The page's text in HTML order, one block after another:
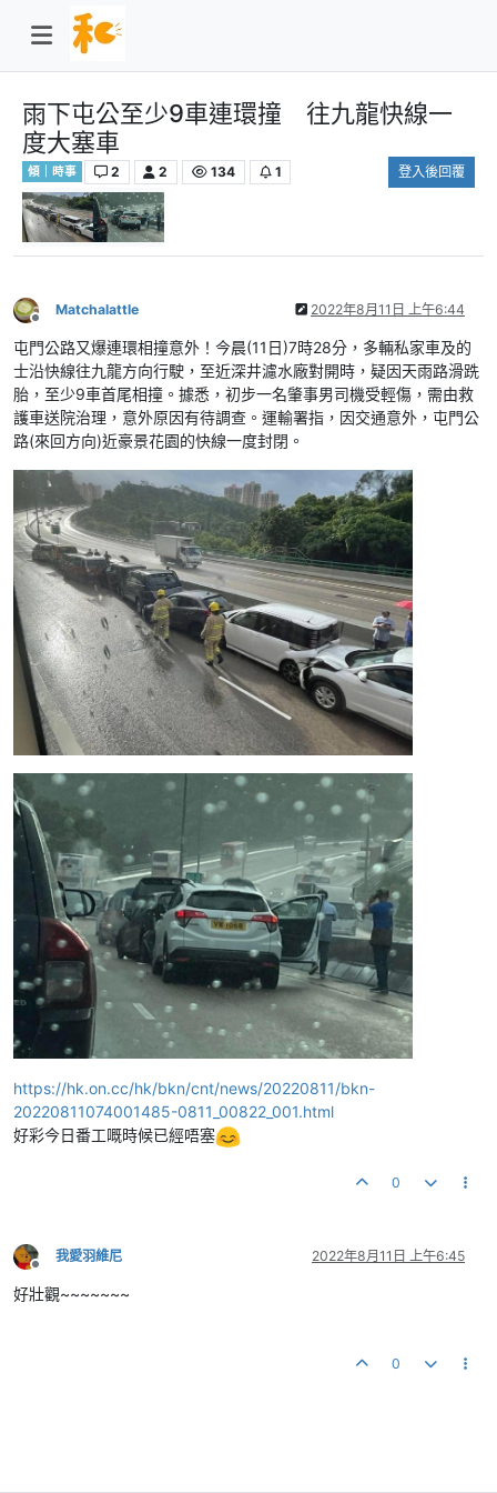
雨下屯公至少9車連環撞 往九龍快線一
度大塞車
傾｜時事 2 2 134 1 登入後回覆
離線
Matchalattle 2022年8月11日 上午6:44
屯門公路又爆連環相撞意外！今晨(11日)7時28分，多輛私家車及的
士沿快線往九龍方向行駛，至近深井濾水廠對開時，疑因天雨路滑跣
胎，至少9車首尾相撞。據悉，初步一名肇事男司機受輕傷，需由救
護車送院治理，意外原因有待調查。運輸署指，因交通意外，屯門公
路(來回方向)近豪景花園的快線一度封閉。
https://hk.on.cc/hk/bkn/cnt/news/20220811/bkn-
20220811074001485-0811_00822_001.html
好彩今日番工嘅時候已經唔塞
0
離線
我愛羽維尼 2022年8月11日 上午6:45
好壯觀~~~~~~~
0